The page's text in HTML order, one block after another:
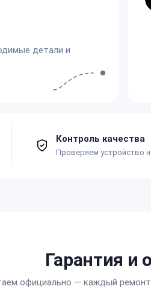
детали и
Контроль качества
Проверяем устройство
Гарантия и
официально — каждый